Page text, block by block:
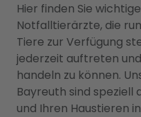
Hier finden Sie
Notfalltierärzte, die
Tiere zur Verfügung
jederzeit auftreten
handeln zu können.
Bayreuth sind speziell
und Ihren Haustieren